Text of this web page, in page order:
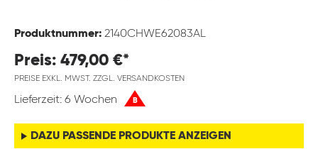
Produktnummer: 2140CHWE62083AL
Preis: 479,00 €*
PREISE EXKL. MWST. ZZGL. VERSANDKOSTEN
Lieferzeit: 6 Wochen B
DAZU PASSENDE PRODUKTE ANZEIGEN